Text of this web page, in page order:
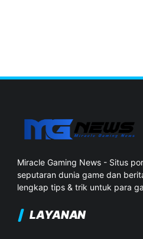
Miracle Gaming News - Situs
seputaran dunia game dan
lengkap tips & trik untuk para
LAYANAN